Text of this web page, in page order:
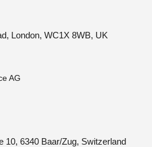
London, WC1X 8WB, UK
AG
10, 6340 Baar/Zug, Switzerland